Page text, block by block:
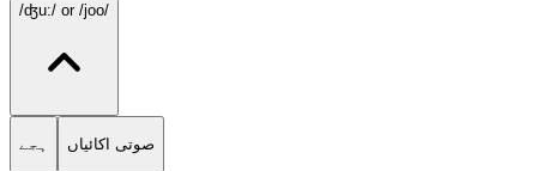
/ʤu:/ or /joo/
ہجے صوتی اکائیاں